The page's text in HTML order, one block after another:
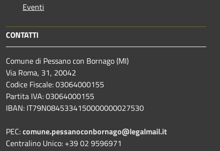
Eventi
CONTATTI
Comune di Pessano con Bornago (MI)
Via Roma, 31, 20042
Codice Fiscale: 03064000155
Partita IVA: 03064000155
IBAN: IT79N0845334150000000027530
PEC:comune.pessanoconbornago@legalmail.it
Centralino Unico: +39 02 9596971